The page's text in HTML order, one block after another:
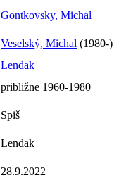
Gontkovsky, Michal
Veselský, Michal (1980-)
Lendak
približne 1960-1980
Spiš
Lendak
28.9.2022